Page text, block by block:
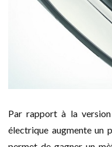
Par rapport à la
électrique augmente un